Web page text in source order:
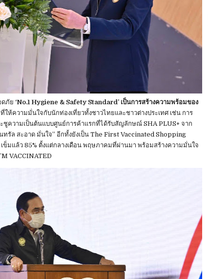
ดภัย ‘No.1 Hygiene & Safety Standard’ เป็นการสร้างความพร้อมของ
ที่ให้ความมั่นใจกับนักท่องเที่ยวทั้งชาวไทยและชาวต่างประเทศ เช่น การ
ชูความเป็นต้นแบบศูนย์การค้าแรกที่ได้รับสัญลักษณ์ SHA PLUS+ จาก
รัล สะอาด มั่นใจ” อีกทั้งยังเป็น The First Vaccinated Shopping
มแล้ว 85% ตั้งแต่กลางเดือน พฤษภาคมที่ผ่านมา พร้อมสร้างความมั่นใจ
VACCINATED